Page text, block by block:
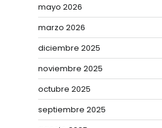
mayo 2026
marzo 2026
diciembre 2025
noviembre 2025
octubre 2025
septiembre 2025